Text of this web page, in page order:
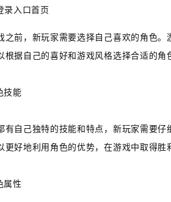
录入口首页
之前，新玩家需要选择自己喜欢的角色
根据自己的喜好和游戏风格选择合适的角
技能
有自己独特的技能和特点，新玩家需要
更好地利用角色的优势，在游戏中取得胜
属性